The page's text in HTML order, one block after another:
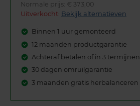
Normale prijs: € 373,00
Uitverkocht: Bekijk alternatieven
Binnen 1 uur gemonteerd
12 maanden productgarantie
Achteraf betalen of in 3 termijnen
30 dagen omruilgarantie
3 maanden gratis herbalanceren